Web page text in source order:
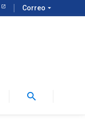
Correo arrow_drop_down
search